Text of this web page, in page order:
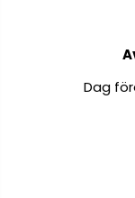
Dag